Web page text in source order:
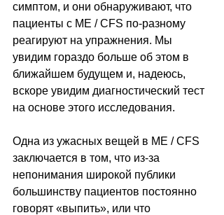
симптом, и они обнаруживают, что
пациенты с ME / CFS по-разному
реагируют на упражнения. Мы
увидим гораздо больше об этом в
ближайшем будущем и, надеюсь,
вскоре увидим диагностический тест
на основе этого исследования.
Одна из ужасных вещей в ME / CFS
заключается в том, что из-за
непонимания широкой публики
большинству пациентов постоянно
говорят «выпить», или что